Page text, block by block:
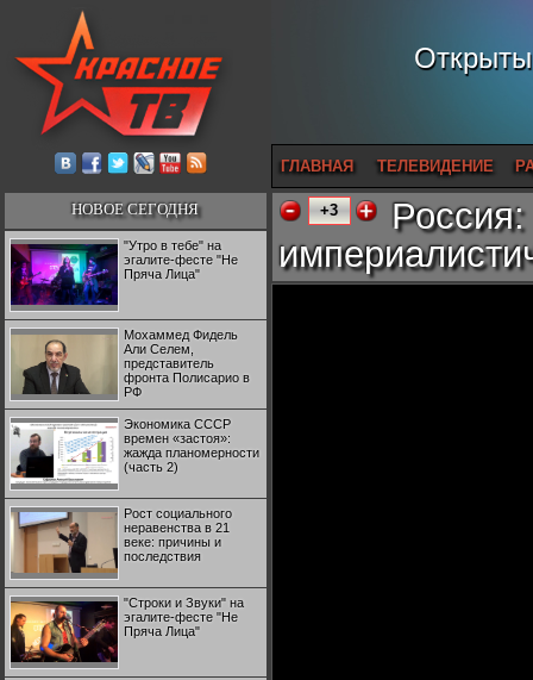
ГЛАВНАЯ ТЕЛЕВИДЕНИЕ
НОВОЕ СЕГОДНЯ
"Утро в тебе" на
эгалите-фесте "Не
Пряча Лица"
Мохаммед Фидель
Али Селем,
представитель
фронта Полисарио в
РФ
Экономика СССР
времен «застоя»:
жажда планомерности
(часть 2)
Рост социального
неравенства в 21
веке: причины и
последствия
"Строки и Звуки" на
эгалите-фесте "Не
Пряча Лица"
+3